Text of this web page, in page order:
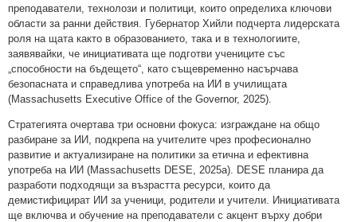
преподаватели, технолози и политици, които определиха ключови
области за ранни действия. Губернатор Хийли подчерта лидерската
роля на щата както в образованието, така и в технологиите,
заявявайки, че инициативата ще подготви учениците със
„способности на бъдещето“, като същевременно насърчава
безопасната и справедлива употреба на ИИ в училищата
(Massachusetts Executive Office of the Governor, 2025).
Стратегията очертава три основни фокуса: изграждане на общо
разбиране за ИИ, подкрепа на учителите чрез професионално
развитие и актуализиране на политики за етична и ефективна
употреба на ИИ (Massachusetts DESE, 2025a). DESE планира да
разработи подходящи за възрастта ресурси, които да
демистифицират ИИ за ученици, родители и учители. Инициативата
ще включва и обучение на преподаватели с акцент върху добри